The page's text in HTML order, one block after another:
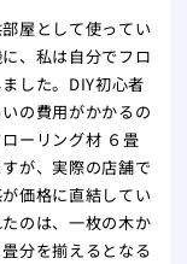
前
愛
シ
素
能
こ
替え
屋として使ってい
、私は自分でフロ
した。DIY初心者
の費用がかかるの
ーリング材 ６畳
が、実際の店舗で
価格に直結してい
のは、一枚の木か
分を揃えるとなる